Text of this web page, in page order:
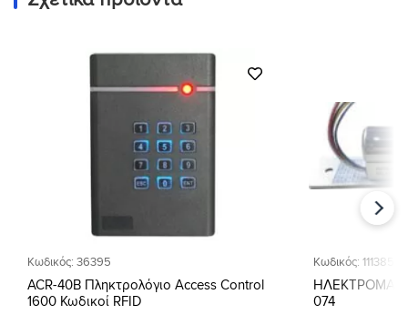
Προσθήκη
Κωδικός: 36395
ACR-40B Πληκτρολόγιο Access Control
1600 Κωδικοί RFID
Κωδικός: 111385
074